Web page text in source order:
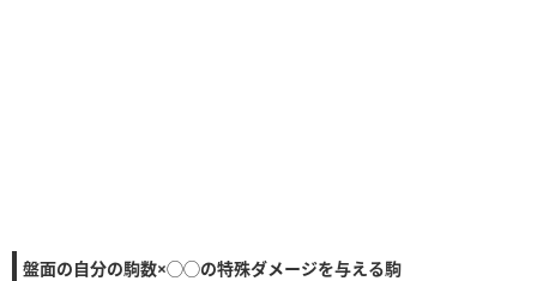
盤面の自分の駒数×◯◯の特殊ダメージを与える駒